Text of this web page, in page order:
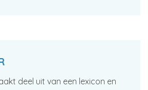
deel uit van een lexicon en